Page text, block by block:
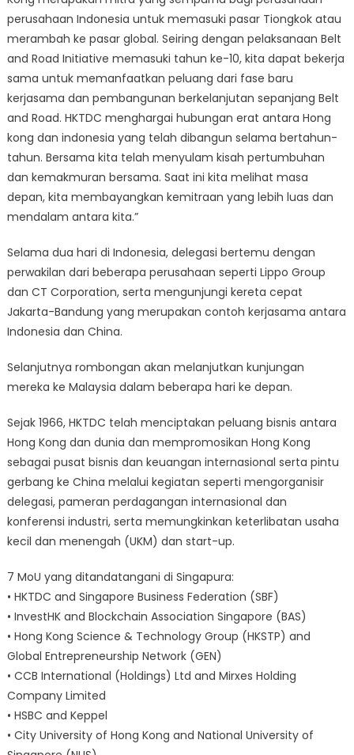
perusahaan Indonesia untuk memasuki pasar Tiongkok atau
merambah ke pasar global. Seiring dengan pelaksanaan Belt
and Road Initiative memasuki tahun ke-10, kita dapat bekerja
sama untuk memanfaatkan peluang dari fase baru
kerjasama dan pembangunan berkelanjutan sepanjang Belt
and Road. HKTDC menghargai hubungan erat antara Hong
kong dan indonesia yang telah dibangun selama bertahun-
tahun. Bersama kita telah menyulam kisah pertumbuhan
dan kemakmuran bersama. Saat ini kita melihat masa
depan, kita membayangkan kemitraan yang lebih luas dan
mendalam antara kita.”
Selama dua hari di Indonesia, delegasi bertemu dengan
perwakilan dari beberapa perusahaan seperti Lippo Group
dan CT Corporation, serta mengunjungi kereta cepat
Jakarta-Bandung yang merupakan contoh kerjasama antara
Indonesia dan China.
Selanjutnya rombongan akan melanjutkan kunjungan
mereka ke Malaysia dalam beberapa hari ke depan.
Sejak 1966, HKTDC telah menciptakan peluang bisnis antara
Hong Kong dan dunia dan mempromosikan Hong Kong
sebagai pusat bisnis dan keuangan internasional serta pintu
gerbang ke China melalui kegiatan seperti mengorganisir
delegasi, pameran perdagangan internasional dan
konferensi industri, serta memungkinkan keterlibatan usaha
kecil dan menengah (UKM) dan start-up.
7 MoU yang ditandatangani di Singapura:
• HKTDC and Singapore Business Federation (SBF)
• InvestHK and Blockchain Association Singapore (BAS)
• Hong Kong Science & Technology Group (HKSTP) and
Global Entrepreneurship Network (GEN)
• CCB International (Holdings) Ltd and Mirxes Holding
Company Limited
• HSBC and Keppel
• City University of Hong Kong and National University of